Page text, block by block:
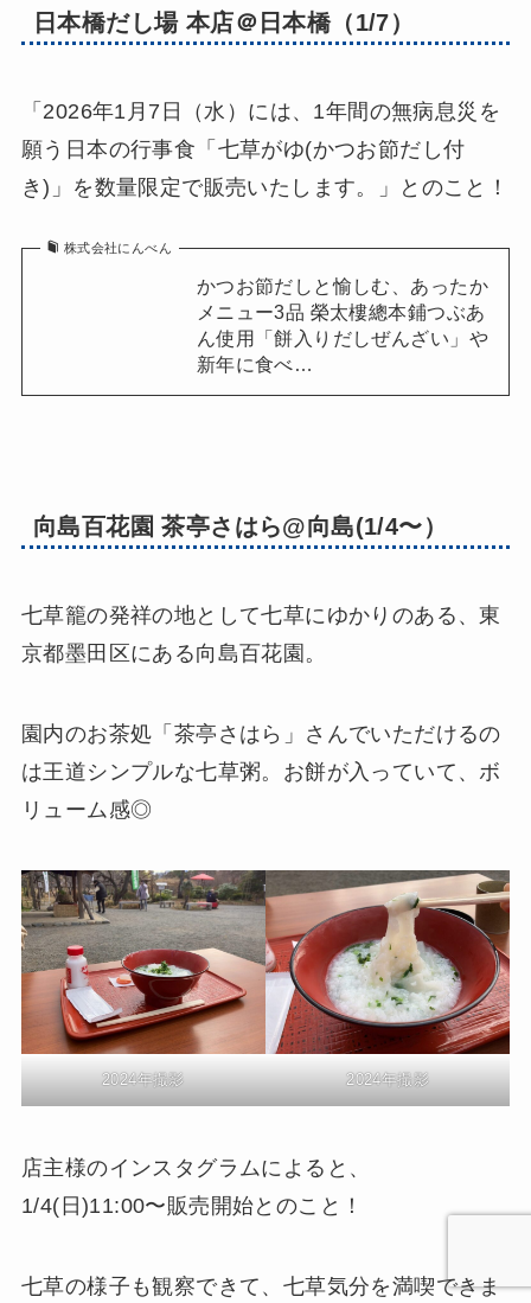
日本橋だし場 本店＠日本橋（1/7）
「2026年1月7日（水）には、1年間の無病息災を
願う日本の行事食「七草がゆ(かつお節だし付
き)」を数量限定で販売いたします。」とのこと！
株式会社にんべん
かつお節だしと愉しむ、あったか
メニュー3品 榮太樓總本鋪つぶあ
ん使用「餅入りだしぜんざい」や
新年に食べ…
向島百花園 茶亭さはら@向島(1/4〜）
七草籠の発祥の地として七草にゆかりのある、東
京都墨田区にある向島百花園。
園内のお茶処「茶亭さはら」さんでいただけるの
は王道シンプルな七草粥。お餅が入っていて、ボ
リューム感◎
2024年撮影 2024年撮影
店主様のインスタグラムによると、
1/4(日)11:00〜販売開始とのこと！
七草の様子も観察できて、七草気分を満喫できま